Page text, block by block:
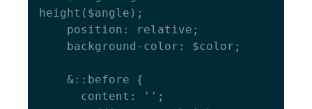
height($angle);